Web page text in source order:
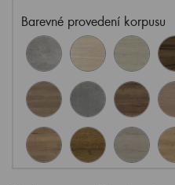
Barevné provedení korpusu